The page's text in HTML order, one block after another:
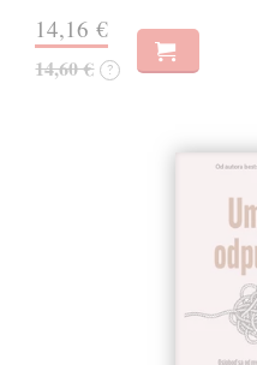
14,16 €
14,60 € ?